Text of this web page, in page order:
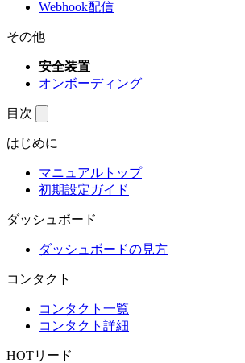
Webhook配信
その他
安全装置
オンボーディング
目次
はじめに
マニュアルトップ
初期設定ガイド
ダッシュボード
ダッシュボードの見方
コンタクト
コンタクト一覧
コンタクト詳細
HOTリード